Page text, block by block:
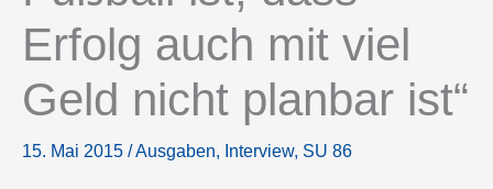
Erfolg auch mit viel
Geld nicht planbar ist“
15. Mai 2015 /Ausgaben, Interview, SU 86